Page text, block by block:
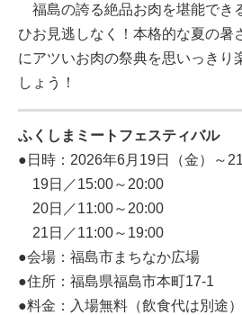
福島の誇る絶品お肉を堪能でき
ひお見逃しなく！本格的な夏の暑
にアツいお肉の祭典を思いっきり
しょう！
ふくしまミートフェスティバル
●日時：2026年6月19日（金）～21
19日／15:00～20:00
20日／11:00～20:00
21日／11:00～19:00
●会場：福島市まちなか広場
●住所：福島県福島市本町17-1
●料金：入場無料（飲食代は別途）